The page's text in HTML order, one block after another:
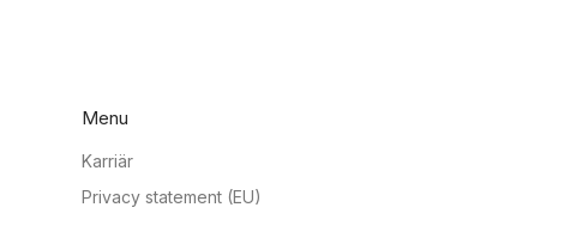
Menu
Karriär
Privacy statement (EU)